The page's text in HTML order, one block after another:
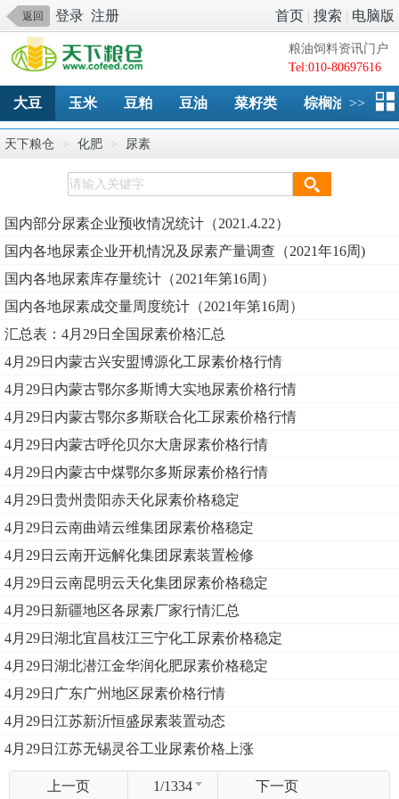
返回 登录 注册 首页 | 搜索 | 电脑版
粮油饲料资讯门户
Tel:010-80697616
大豆 玉米 豆粕 豆油 菜籽类 棕榈油 淀
>>
天下粮仓 > 化肥 > 尿素
国内部分尿素企业预收情况统计（2021.4.22）
国内各地尿素企业开机情况及尿素产量调查（2021年16周)
国内各地尿素库存量统计（2021年第16周）
国内各地尿素成交量周度统计（2021年第16周）
汇总表：4月29日全国尿素价格汇总
4月29日内蒙古兴安盟博源化工尿素价格行情
4月29日内蒙古鄂尔多斯博大实地尿素价格行情
4月29日内蒙古鄂尔多斯联合化工尿素价格行情
4月29日内蒙古呼伦贝尔大唐尿素价格行情
4月29日内蒙古中煤鄂尔多斯尿素价格行情
4月29日贵州贵阳赤天化尿素价格稳定
4月29日云南曲靖云维集团尿素价格稳定
4月29日云南开远解化集团尿素装置检修
4月29日云南昆明云天化集团尿素价格稳定
4月29日新疆地区各尿素厂家行情汇总
4月29日湖北宜昌枝江三宁化工尿素价格稳定
4月29日湖北潜江金华润化肥尿素价格稳定
4月29日广东广州地区尿素价格行情
4月29日江苏新沂恒盛尿素装置动态
4月29日江苏无锡灵谷工业尿素价格上涨
上一页 1/1334 下一页